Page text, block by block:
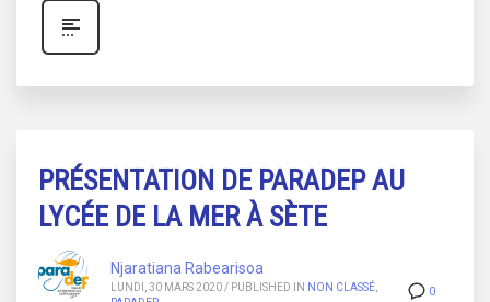
PRÉSENTATION DE PARADEP AU
LYCÉE DE LA MER À SÈTE
0
Njaratiana Rabearisoa
LUNDI, 30 MARS 2020/ PUBLISHED IN NON CLASSÉ,